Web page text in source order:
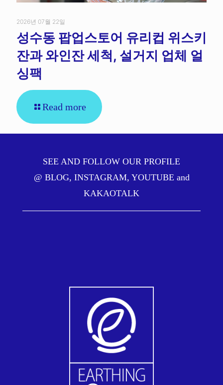
2026년 07월 22일
성수동 팝업스토어 유리컵 위스키
잔과 와인잔 세척, 설거지 업체 얼
싱팩
Read more
SEE AND FOLLOW OUR PROFILE
@ BLOG, INSTAGRAM, YOUTUBE and
KAKAOTALK